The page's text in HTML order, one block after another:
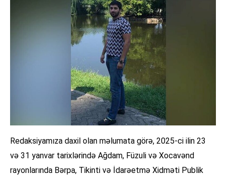
Redaksiyamıza daxil olan məlumata görə, 2025-ci ilin 23
və 31 yanvar tarixlərində Ağdam, Füzuli və Xocavənd
rayonlarında Bərpa, Tikinti və İdarəetmə Xidməti Publik